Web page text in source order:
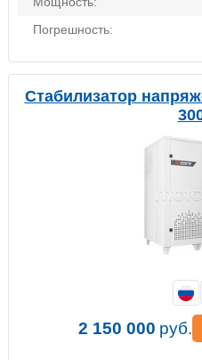
Погрешность:
Стабилизатор
2 150 000 руб.